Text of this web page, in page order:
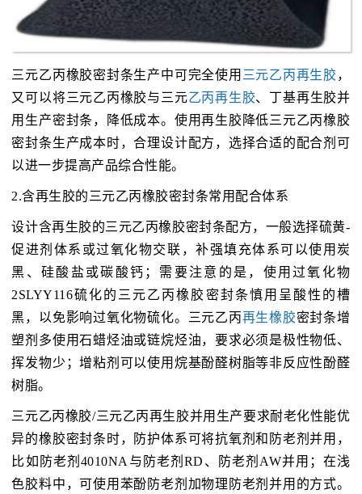
三元乙丙橡胶密封条生产中可完全使用 三元乙丙再生胶，
又可以将三元乙丙橡胶与三元乙丙再生胶、丁基再生胶并
用生产密封条，降低成本。使用再生胶降低三元乙丙橡胶
密封条生产成本时，合理设计配方，选择合适的配合剂可
以进一步提高产品综合性能。
2.含再生胶的三元乙丙橡胶密封条常用配合体系
设计含再生胶的三元乙丙橡胶密封条配方，一般选择硫黄-
促进剂体系或过氧化物交联，补强填充体系可以使用炭
黑、硅酸盐或碳酸钙；需要注意的是，使用过氧化物
2SLYY116硫化的三元乙丙橡胶密封条慎用呈酸性的槽
黑，以免影响过氧化物硫化。三元乙丙再生橡胶密封条增
塑剂多使用石蜡烃油或链烷烃油，要求必须是极性物低、
挥发物少；增粘剂可以使用烷基酚醛树脂等非反应性酚醛
树脂。
三元乙丙橡胶/三元乙丙再生胶并用生产要求耐老化性能优
异的橡胶密封条时，防护体系可将抗氧剂和防老剂并用，
比如防老剂4010NA与防老剂RD、防老剂AW并用；在浅
色胶料中，可使用苯酚防老剂加物理防老剂并用的方式。